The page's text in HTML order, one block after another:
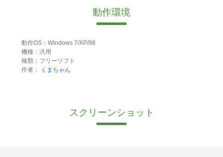
動作環境
動作OS：Windows 7/XP/98
機種：汎用
種類：フリーソフト
作者：
くまちゃん
スクリーンショット